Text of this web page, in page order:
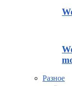
Разное